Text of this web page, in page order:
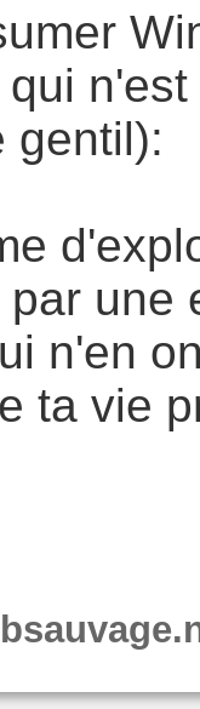
gentil):
une
n'en
ta vie